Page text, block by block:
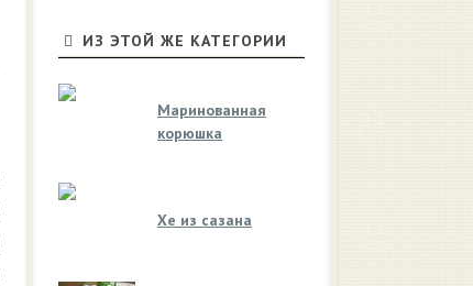
ИЗ ЭТОЙ ЖЕ КАТЕГОРИИ
Маринованная
корюшка
Хе из сазана